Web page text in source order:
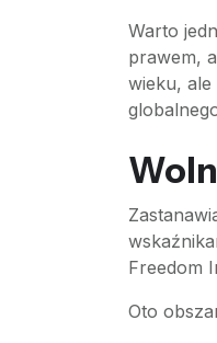
Warto
prawem,
wieku, ale
Freedom
Oto